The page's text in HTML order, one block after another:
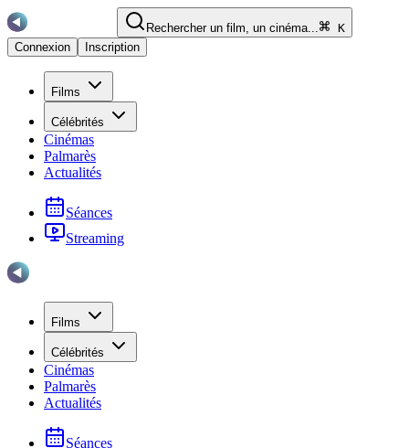
Rechercher un film, un cinéma...
K
Connexion
Inscription
Films
Célébrités
Cinémas
Palmarès
Actualités
Séances
Streaming
Films
Célébrités
Cinémas
Palmarès
Actualités
Séances